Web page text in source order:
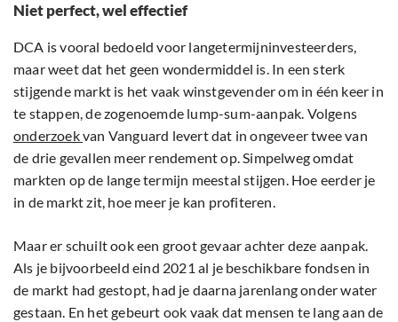
Niet perfect, wel effectief
DCA is vooral bedoeld voor langetermijninvesteerders,
maar weet dat het geen wondermiddel is. In een sterk
stijgende markt is het vaak winstgevender om in één keer in
te stappen, de zogenoemde lump-sum-aanpak. Volgens
onderzoekvan Vanguard levert dat in ongeveer twee van
de drie gevallen meer rendement op. Simpelweg omdat
markten op de lange termijn meestal stijgen. Hoe eerder je
in de markt zit, hoe meer je kan profiteren.
Maar er schuilt ook een groot gevaar achter deze aanpak.
Als je bijvoorbeeld eind 2021 al je beschikbare fondsen in
de markt had gestopt, had je daarna jarenlang onder water
gestaan. En het gebeurt ook vaak dat mensen te lang aan de